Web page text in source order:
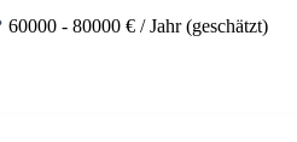
60000 - 80000 € / Jahr (geschätzt)